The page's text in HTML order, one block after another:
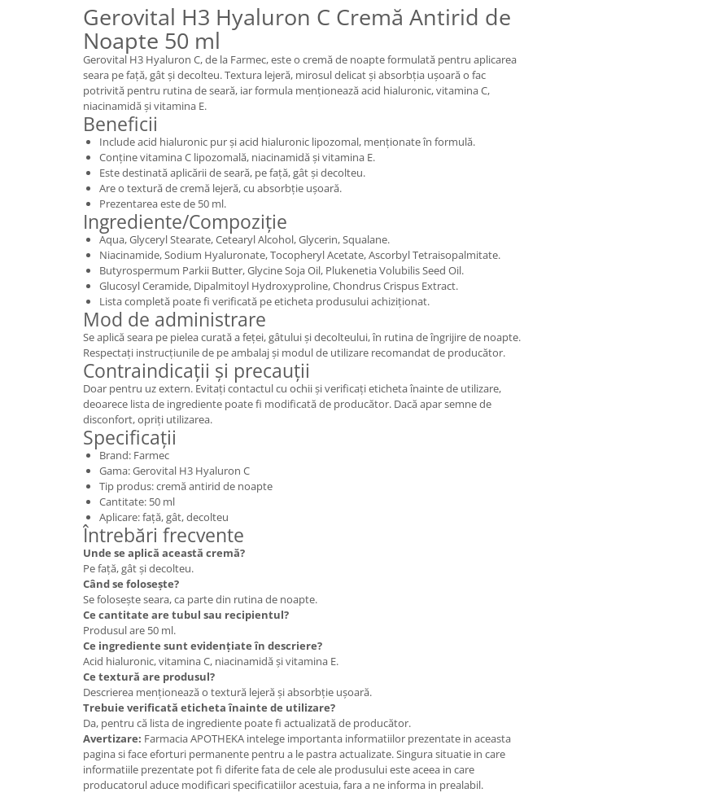
Gerovital H3 Hyaluron C Cremă Antirid de
Noapte 50 ml
Gerovital H3 Hyaluron C, de la Farmec, este o cremă de noapte formulată pentru aplicarea
seara pe față, gât și decolteu. Textura lejeră, mirosul delicat și absorbția ușoară o fac
potrivită pentru rutina de seară, iar formula menționează acid hialuronic, vitamina C,
niacinamidă și vitamina E.
Beneficii
Include acid hialuronic pur și acid hialuronic lipozomal, menționate în formulă.
Conține vitamina C lipozomală, niacinamidă și vitamina E.
Este destinată aplicării de seară, pe față, gât și decolteu.
Are o textură de cremă lejeră, cu absorbție ușoară.
Prezentarea este de 50 ml.
Ingrediente/Compoziție
Aqua, Glyceryl Stearate, Cetearyl Alcohol, Glycerin, Squalane.
Niacinamide, Sodium Hyaluronate, Tocopheryl Acetate, Ascorbyl Tetraisopalmitate.
Butyrospermum Parkii Butter, Glycine Soja Oil, Plukenetia Volubilis Seed Oil.
Glucosyl Ceramide, Dipalmitoyl Hydroxyproline, Chondrus Crispus Extract.
Lista completă poate fi verificată pe eticheta produsului achiziționat.
Mod de administrare
Se aplică seara pe pielea curată a feței, gâtului și decolteului, în rutina de îngrijire de noapte.
Respectați instrucțiunile de pe ambalaj și modul de utilizare recomandat de producător.
Contraindicații și precauții
Doar pentru uz extern. Evitați contactul cu ochii și verificați eticheta înainte de utilizare,
deoarece lista de ingrediente poate fi modificată de producător. Dacă apar semne de
disconfort, opriți utilizarea.
Specificații
Brand: Farmec
Gama: Gerovital H3 Hyaluron C
Tip produs: cremă antirid de noapte
Cantitate: 50 ml
Aplicare: față, gât, decolteu
Întrebări frecvente
Unde se aplică această cremă?
Pe față, gât și decolteu.
Când se folosește?
Se folosește seara, ca parte din rutina de noapte.
Ce cantitate are tubul sau recipientul?
Produsul are 50 ml.
Ce ingrediente sunt evidențiate în descriere?
Acid hialuronic, vitamina C, niacinamidă și vitamina E.
Ce textură are produsul?
Descrierea menționează o textură lejeră și absorbție ușoară.
Trebuie verificată eticheta înainte de utilizare?
Da, pentru că lista de ingrediente poate fi actualizată de producător.
Avertizare: Farmacia APOTHEKA intelege importanta informatiilor prezentate in aceasta
pagina si face eforturi permanente pentru a le pastra actualizate. Singura situatie in care
informatiile prezentate pot fi diferite fata de cele ale produsului este aceea in care
producatorul aduce modificari specificatiilor acestuia, fara a ne informa in prealabil.